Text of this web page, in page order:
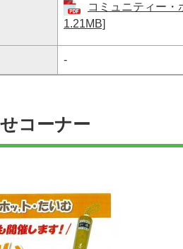
コミュニティー・
1.21MB]
-
コーナー